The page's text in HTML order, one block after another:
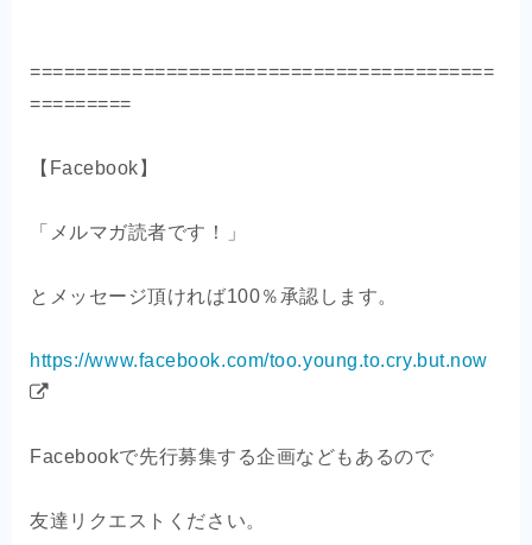
=========================================
=========
【Facebook】
「メルマガ読者です！」
とメッセージ頂ければ100％承認します。
https://www.facebook.com/too.young.to.cry.but.now
Facebookで先行募集する企画などもあるので
友達リクエストください。